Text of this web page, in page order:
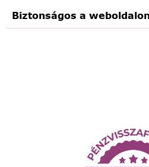
Biztonságos a